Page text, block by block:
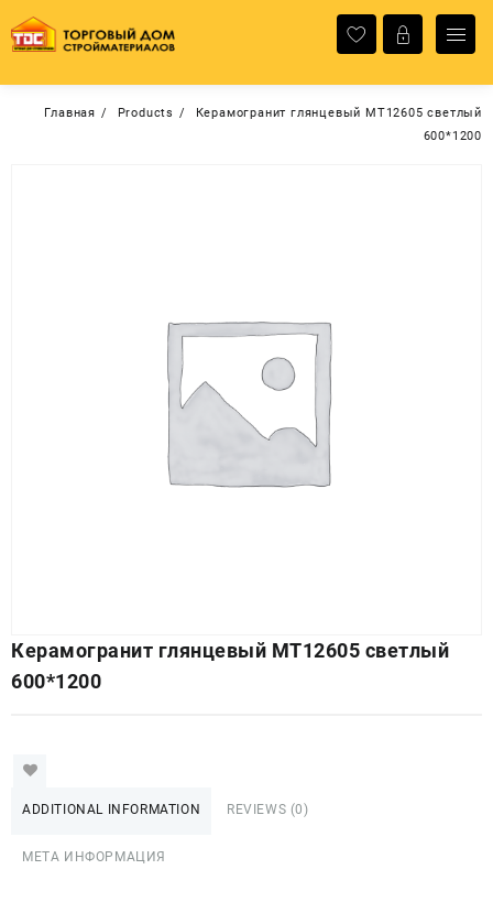
содержимому
Главная Products
Керамогранит глянцевый MT12605 светлый
600*1200
Керамогранит глянцевый MT12605 светлый
600*1200
ADDITIONAL INFORMATION REVIEWS (0)
МЕТА ИНФОРМАЦИЯ